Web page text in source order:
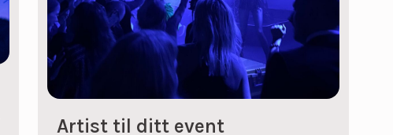
Artist til ditt event